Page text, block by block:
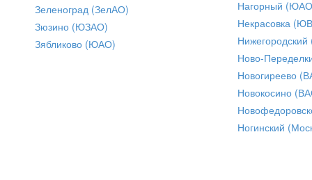
Зеленоград (ЗелАО)
Зюзино (ЮЗАО)
Зябликово (ЮАО)
Нагорный
Некрасовка
Ново-
Новогиреево
Новокосино
Ногинский